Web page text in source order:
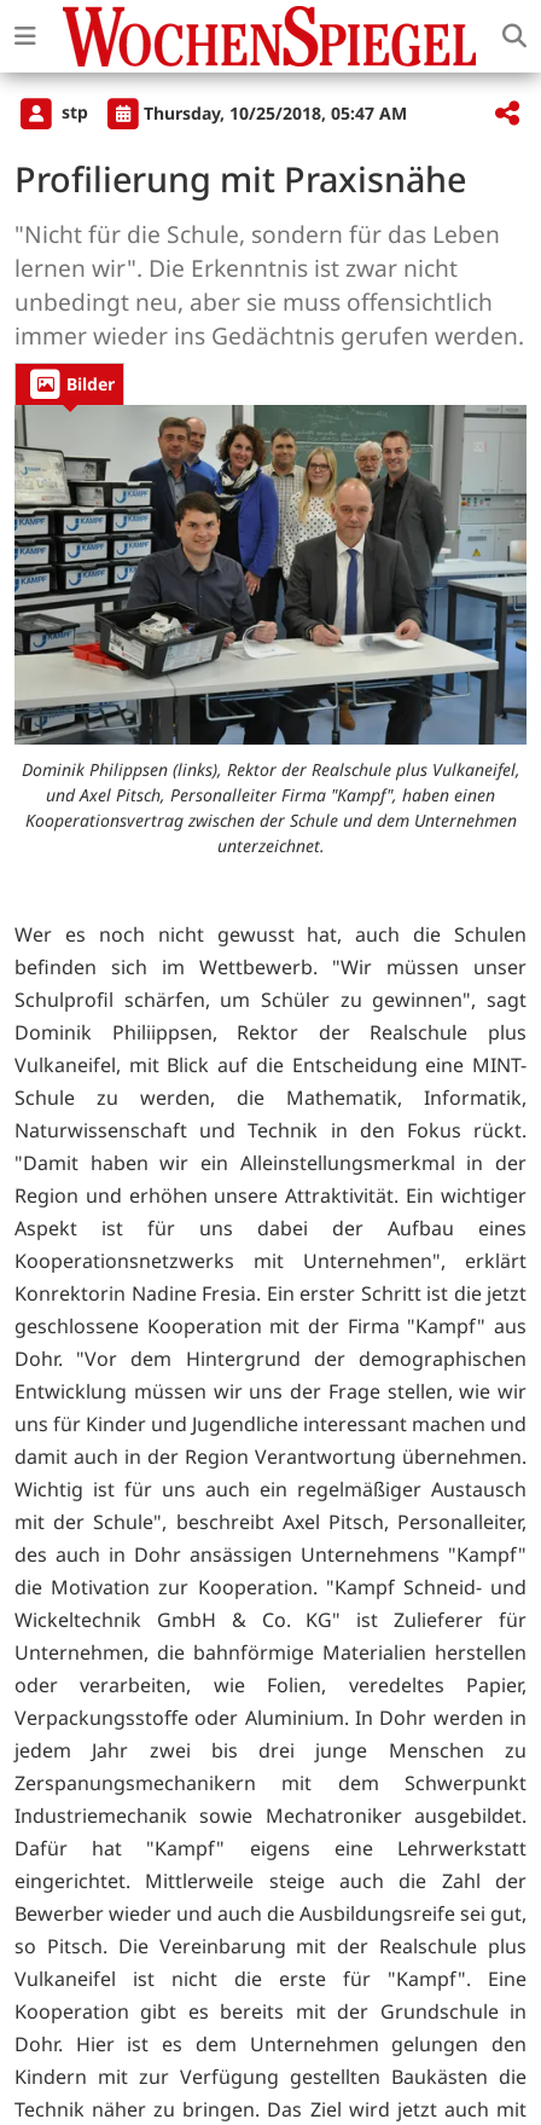
stp Thursday, 10/25/2018, 05:47 AM
Profilierung mit Praxisnähe
"Nicht für die Schule, sondern für das Leben
lernen wir". Die Erkenntnis ist zwar nicht
unbedingt neu, aber sie muss offensichtlich
immer wieder ins Gedächtnis gerufen werden.
Bilder
Dominik Philippsen (links), Rektor der Realschule plus Vulkaneifel,
und Axel Pitsch, Personalleiter Firma "Kampf", haben einen
Kooperationsvertrag zwischen der Schule und dem Unternehmen
unterzeichnet.
Wer es noch nicht gewusst hat, auch die Schulen
befinden sich im Wettbewerb. "Wir müssen unser
Schulprofil schärfen, um Schüler zu gewinnen", sagt
Dominik Philiippsen, Rektor der Realschule plus
Vulkaneifel, mit Blick auf die Entscheidung eine MINT-
Schule zu werden, die Mathematik, Informatik,
Naturwissenschaft und Technik in den Fokus rückt.
"Damit haben wir ein Alleinstellungsmerkmal in der
Region und erhöhen unsere Attraktivität. Ein wichtiger
Aspekt ist für uns dabei der Aufbau eines
Kooperationsnetzwerks mit Unternehmen", erklärt
Konrektorin Nadine Fresia. Ein erster Schritt ist die jetzt
geschlossene Kooperation mit der Firma "Kampf" aus
Dohr. "Vor dem Hintergrund der demographischen
Entwicklung müssen wir uns der Frage stellen, wie wir
uns für Kinder und Jugendliche interessant machen und
damit auch in der Region Verantwortung übernehmen.
Wichtig ist für uns auch ein regelmäßiger Austausch
mit der Schule", beschreibt Axel Pitsch, Personalleiter,
des auch in Dohr ansässigen Unternehmens "Kampf"
die Motivation zur Kooperation. "Kampf Schneid- und
Wickeltechnik GmbH & Co. KG" ist Zulieferer für
Unternehmen, die bahnförmige Materialien herstellen
oder verarbeiten, wie Folien, veredeltes Papier,
Verpackungsstoffe oder Aluminium. In Dohr werden in
jedem Jahr zwei bis drei junge Menschen zu
Zerspanungsmechanikern mit dem Schwerpunkt
Industriemechanik sowie Mechatroniker ausgebildet.
Dafür hat "Kampf" eigens eine Lehrwerkstatt
eingerichtet. Mittlerweile steige auch die Zahl der
Bewerber wieder und auch die Ausbildungsreife sei gut,
so Pitsch. Die Vereinbarung mit der Realschule plus
Vulkaneifel ist nicht die erste für "Kampf". Eine
Kooperation gibt es bereits mit der Grundschule in
Dohr. Hier ist es dem Unternehmen gelungen den
Kindern mit zur Verfügung gestellten Baukästen die
Technik näher zu bringen. Das Ziel wird jetzt auch mit